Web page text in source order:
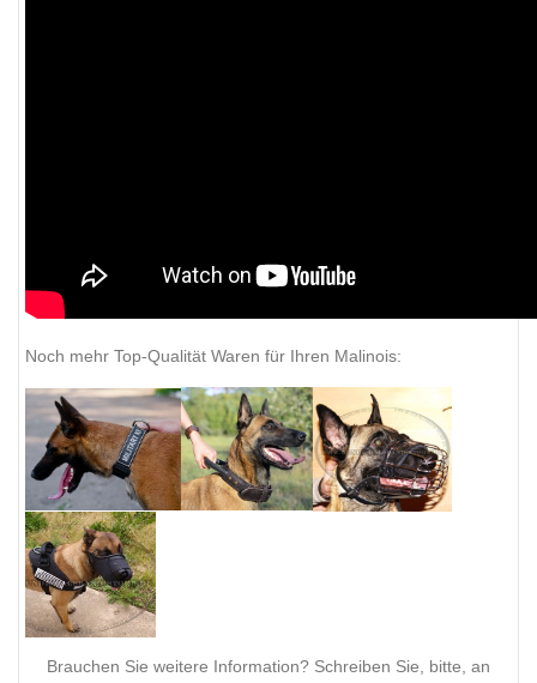
Noch mehr Top-Qualität Waren für Ihren Malinois:
Brauchen Sie weitere Information? Schreiben Sie, bitte, an